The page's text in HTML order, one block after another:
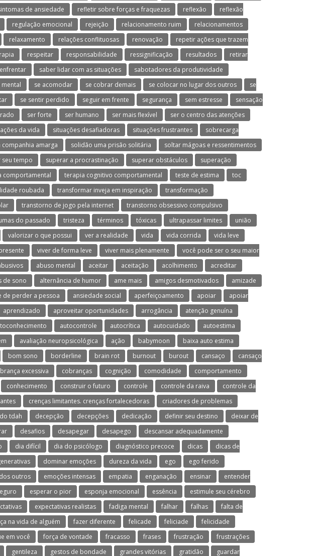
de ansiedade refletir sobre forças e fraquezas reflexão
reflexão
regulação emocional rejeição relacionamento ruim
relacionamentos
relaxamento relações conflituosas renovação
repetir ações que trazem
respeitar responsabilidade ressignificação resultados
retirar
saber lidar com as situações
sabotadores da produtividade
mental se acomodar se cobrar demais se colocar no lugar dos outros
se
se sentir perdido seguir em frente segurança sem estresse
sensação
ser forte ser humano ser mais flexível
ser o centro das atenções
da vida situações desafiadoras situações frustrantes
sobrecarga
amarga solidão uma prisão solitária
soltar mágoas e ressentimentos
seu tempo superar a procrastinação superar obstáculos
superação
comportamental terapia cognitivo comportamental teste de estima
toc
roubada transformar inveja em inspiração
transformação
transtorno de jogo pela internet
transtorno obsessivo compulsivo
do passado tristeza términos tóxicas ultrapassar limites
união
valorizar o que possui ver a realidade vida vida corrida
vida leve
viver de forma leve viver mais plenamente
você pode ser o seu maior
abuso mental aceitar aceitação acolhimento
acreditar
de sono alternância de humor ame mais amigos desmotivados
amizade
de perder a pessoa ansiedade social aperfeiçoamento apoiar
apoiar
aprendizado aproveitar oportunidades arrogância
atenção genuína
autocontrole autocrítica autocuidado
autoestima
avaliação neuropsicológica ação babymoon
baixa auto estima
bom sono borderline brain rot burnout burout cansaço
cansaço
excessiva cobranças cognição comodidade
comportamento
conhecimento construir o futuro controle controle da raiva
controle da
crenças limitantes. crenças fortalecedoras
criadores de problemas
tdah decepção decepções dedicação definir seu destino
deixar de
desafios desapegar desapego
descansar adequadamente
dia difícil dia do psicólogo diagnóstico precoce dicas
dicas de
dominar emoções dureza da vida ego
ego ferido
outros emoções intensas empatia enganação ensinar
entender
esperar o pior esponja emocional essência
estimule seu cérebro
expectativas realistas fadiga mental falhar falhas
falta de
na vida de alguém fazer diferente felicade feliciade
felicidade
em você força de vontade fracasso frases frustração
frustrações
gentileza gestos de bondade grandes vitórias gratidão guardar